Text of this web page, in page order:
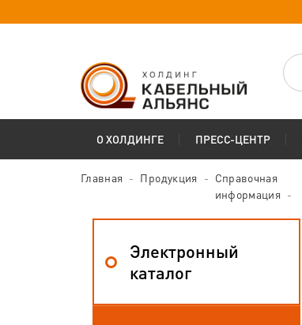
О ХОЛДИНГЕ ПРЕСС-ЦЕНТР
Главная Продукция
Справочная
информация
Электронный
каталог